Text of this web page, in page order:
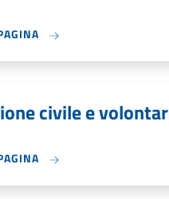
civile e